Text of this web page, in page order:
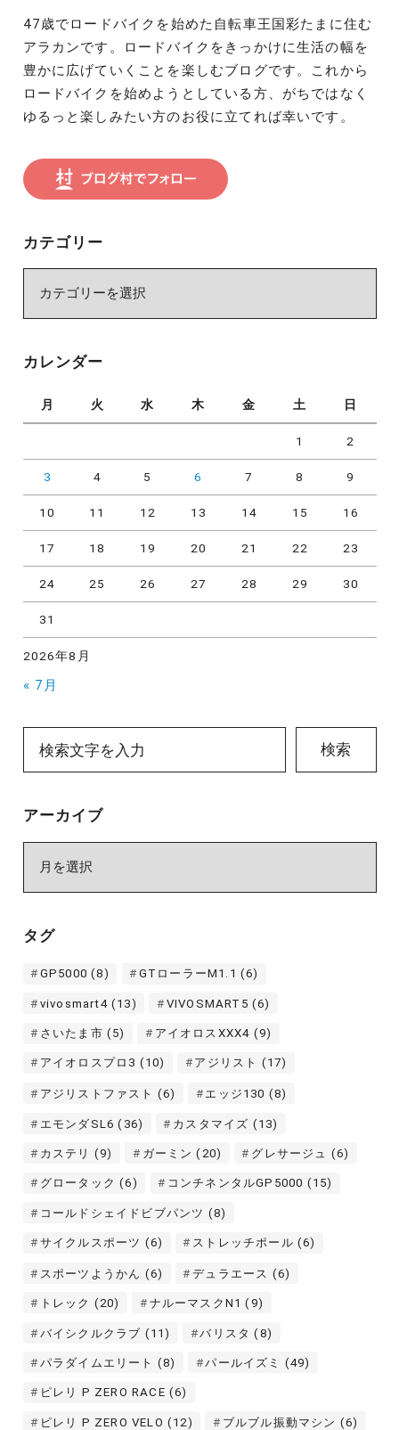
47歳でロードバイクを始めた自転車王国彩たまに住む
アラカンです。ロードバイクをきっかけに生活の幅を
豊かに広げていくことを楽しむブログです。これから
ロードバイクを始めようとしている方、がちではなく
ゆるっと楽しみたい方のお役に立てれば幸いです。
カテゴリー
ー
カレンダー
2026年8月
月 火 水 木 金 土 日
1 2
3 4 5 6 7 8 9
10 11 12 13 14 15 16
17 18 19 20 21 22 23
24 25 26 27 28 29 30
31
« 7月
検索
アーカイブ
ブ
タグ
GP5000 (8) GTローラーM1.1 (6)
vivosmart4(13) VIVOSMART5 (6)
さいたま市 (5) アイオロスXXX4 (9)
アイオロスプロ3 (10) アジリスト (17)
アジリストファスト (6) エッジ130 (8)
エモンダSL6 (36) カスタマイズ (13)
カステリ (9) ガーミン (20) グレサージュ (6)
グロータック (6) コンチネンタルGP5000 (15)
コールドシェイドビブパンツ (8)
サイクルスポーツ (6) ストレッチポール (6)
スポーツようかん (6) デュラエース (6)
トレック (20) ナルーマスクN1 (9)
バイシクルクラブ (11) バリスタ (8)
パラダイムエリート (8) パールイズミ (49)
ピレリ P ZERO RACE (6)
ピレリ P ZERO VELO (12) ブルブル振動マシン (6)